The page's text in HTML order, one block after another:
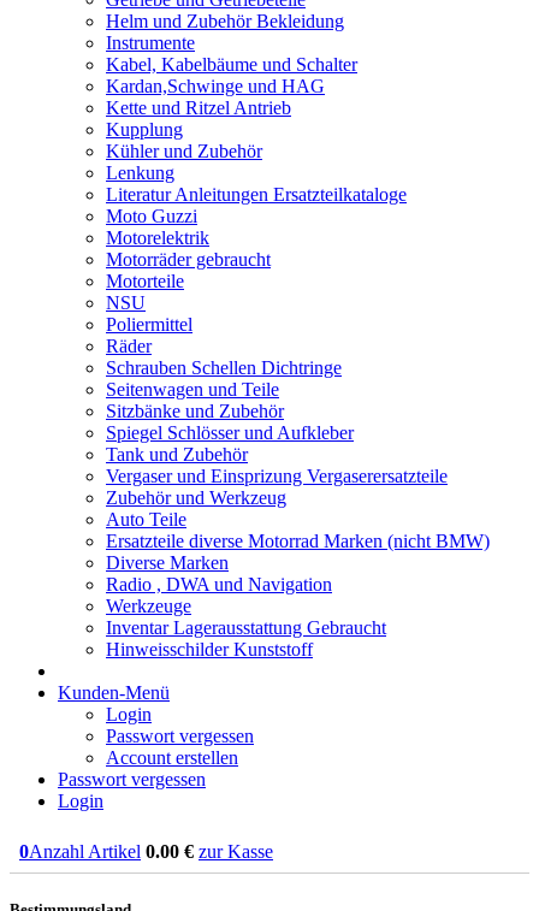
Helm und Zubehör Bekleidung
Instrumente
Kabel, Kabelbäume und Schalter
Kardan,Schwinge und HAG
Kette und Ritzel Antrieb
Kupplung
Kühler und Zubehör
Lenkung
Literatur Anleitungen Ersatzteilkataloge
Moto Guzzi
Motorelektrik
Motorräder gebraucht
Motorteile
NSU
Poliermittel
Räder
Schrauben Schellen Dichtringe
Seitenwagen und Teile
Sitzbänke und Zubehör
Spiegel Schlösser und Aufkleber
Tank und Zubehör
Vergaser und Einsprizung Vergaserersatzteile
Zubehör und Werkzeug
Auto Teile
Ersatzteile diverse Motorrad Marken (nicht BMW)
Diverse Marken
Radio , DWA und Navigation
Werkzeuge
Inventar Lagerausstattung Gebraucht
Hinweisschilder Kunststoff
Kunden-Menü
Login
Passwort vergessen
Account erstellen
Passwort vergessen
Login
0Anzahl Artikel 0.00 € zur Kasse